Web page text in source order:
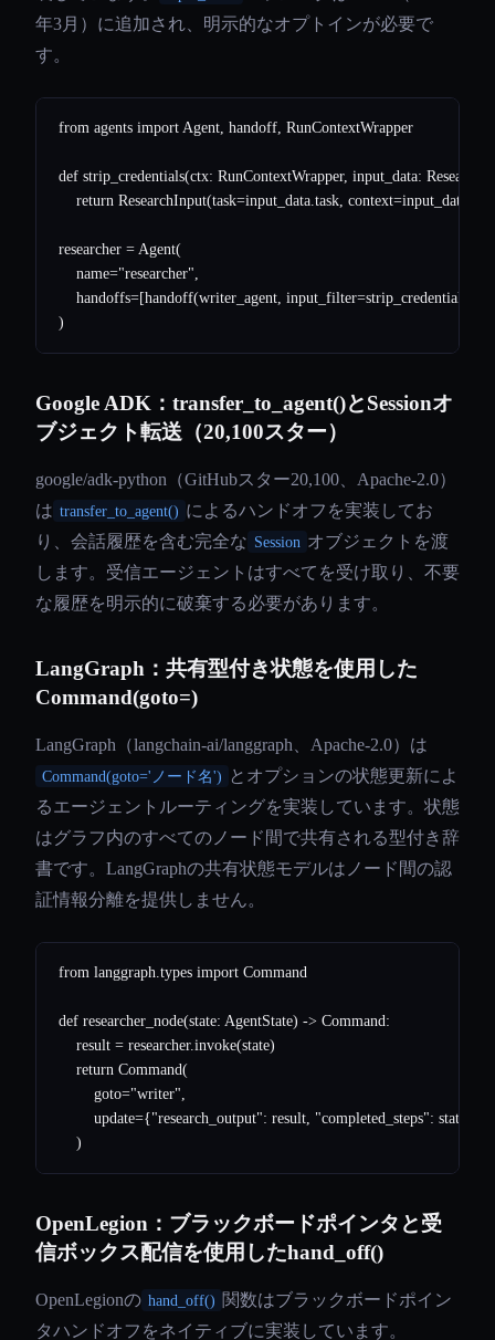
年3月）に追加され、明示的なオプトインが必要で
す。
from agents import Agent, handoff, RunContextWrapper
def strip_credentials(ctx: RunContextWrapper, input_data:
return ResearchInput(task=input_data.task,
researcher = Agent(
    name="researcher",
    handoffs=[handoff(writer_agent, input_filter=strip_credentials)]
Google ADK：transfer_to_agent()とSessionオ
ブジェクト転送（20,100スター）
google/adk-python（GitHubスター20,100、Apache-2.0）
は transfer_to_agent() によるハンドオフを実装してお
り、会話履歴を含む完全な Session オブジェクトを渡
します。受信エージェントはすべてを受け取り、不要
な履歴を明示的に破棄する必要があります。
LangGraph：共有型付き状態を使用した
Command(goto=)
LangGraph（langchain-ai/langgraph、Apache-2.0）は
Command(goto='ノード名')
とオプションの状態更新によ
るエージェントルーティングを実装しています。状態
はグラフ内のすべてのノード間で共有される型付き辞
書です。LangGraphの共有状態モデルはノード間の認
証情報分離を提供しません。
from langgraph.types import Command
def researcher_node(state: AgentState) -> Command:
    result = researcher.invoke(state)
    return Command(
        goto="writer",
update={"research_output": result, "completed_steps":
OpenLegion：ブラックボードポインタと受
信ボックス配信を使用したhand_off()
OpenLegionの hand_off() 関数はブラックボードポイン
タハンドオフをネイティブに実装しています。